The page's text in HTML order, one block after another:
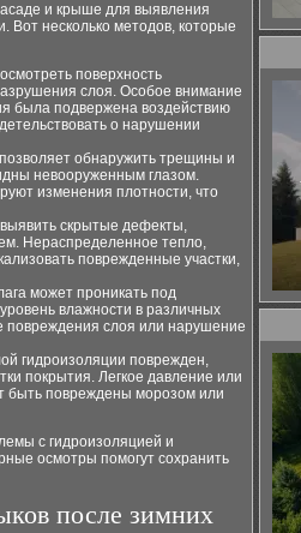
и крыше для выявления
Вот несколько методов, которые
поверхность
слоя. Особое внимание
была подвержена воздействию
о нарушении
обнаружить трещины и
невооруженным глазом.
изменения плотности, что
скрытые дефекты,
Нераспределенное тепло,
поврежденные участки,
может проникать под
влажности в различных
повреждения слоя или нарушение
гидроизоляции поврежден,
покрытия. Легкое давление или
быть повреждены морозом или
с гидроизоляцией и
осмотры помогут сохранить
после зимних